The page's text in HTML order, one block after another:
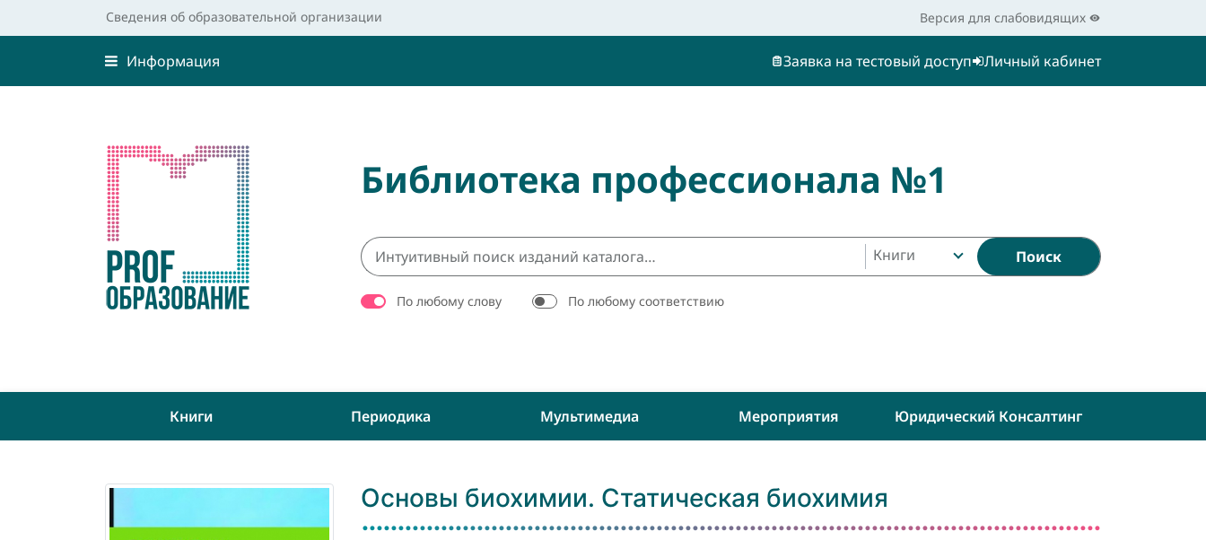
Сведения об образовательной организации Версия для слабовидящих
Информация Заявка на тестовый доступ Личный кабинет
Библиотека профессионала №1
Книги Поиск
По любому слову По любому соответствию
Книги Периодика Мультимедиа Мероприятия Юридический Консалтинг
Основы биохимии. Статическая биохимия